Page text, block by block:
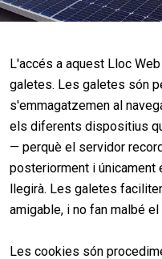
L'accés a aquest Lloc
galetes. Les galetes són
s'emmagatzemen al
els diferents dispositius
— perquè el servidor
posteriorment i únicament
llegirà. Les galetes
amigable, i no fan malbé
Les cookies són